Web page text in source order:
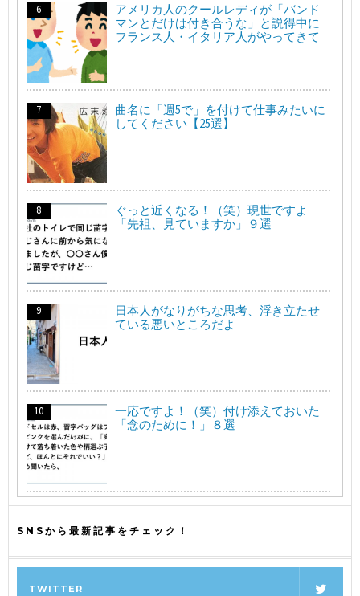
アメリカ人のクールレディが「バンド
マンとだけは付き合うな」と説得中に
フランス人・イタリア人がやってきて
曲名に「週5で」を付けて仕事みたいに
してください【25選】
ぐっと近くなる！（笑）現世ですよ
「先祖、見ていますか」９選
日本人がなりがちな思考、浮き立たせ
ている悪いところだよ
一応ですよ！（笑）付け添えておいた
「念のために！」８選
SNSから最新記事をチェック！
TWITTER